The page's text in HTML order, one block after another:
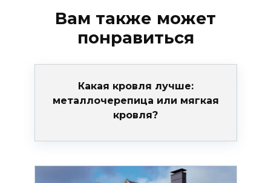
Вам также может
понравиться
Какая кровля лучше:
металлочерепица или мягкая
кровля?